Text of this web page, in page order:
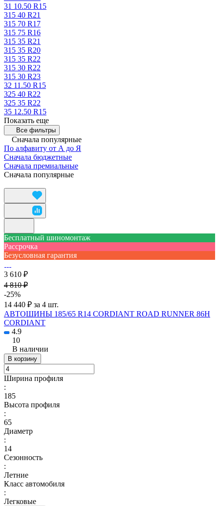
31 10.50 R15
315 40 R21
315 70 R17
315 75 R16
315 35 R21
315 35 R20
315 35 R22
315 30 R22
315 30 R23
32 11.50 R15
325 40 R22
325 35 R22
35 12.50 R15
Показать еще
Все фильтры
Сначала популярные
По алфавиту от А до Я
Сначала бюджетные
Сначала премиальные
Сначала популярные
Бесплатный шиномонтаж
Рассрочка
Безусловная гарантия
3 610 ₽
4 810 ₽
-25%
14 440 ₽ за 4 шт.
АВТОШИНЫ 185/65 R14 CORDIANT ROAD RUNNER 86H
CORDIANT
4.9
10
В наличии
В корзину
Ширина профиля
:
185
Высота профиля
:
65
Диаметр
:
14
Сезонность
:
Летние
Класс автомобиля
:
Легковые